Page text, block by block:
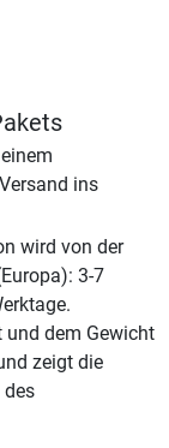
ins
wird von der
3-7
dem Gewicht
zeigt die